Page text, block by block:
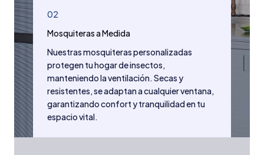
02
Mosquiteras a Medida
Nuestras mosquiteras personalizadas
protegen tu hogar de insectos,
manteniendo la ventilación. Secas y
resistentes, se adaptan a cualquier ventana,
garantizando confort y tranquilidad en tu
espacio vital.